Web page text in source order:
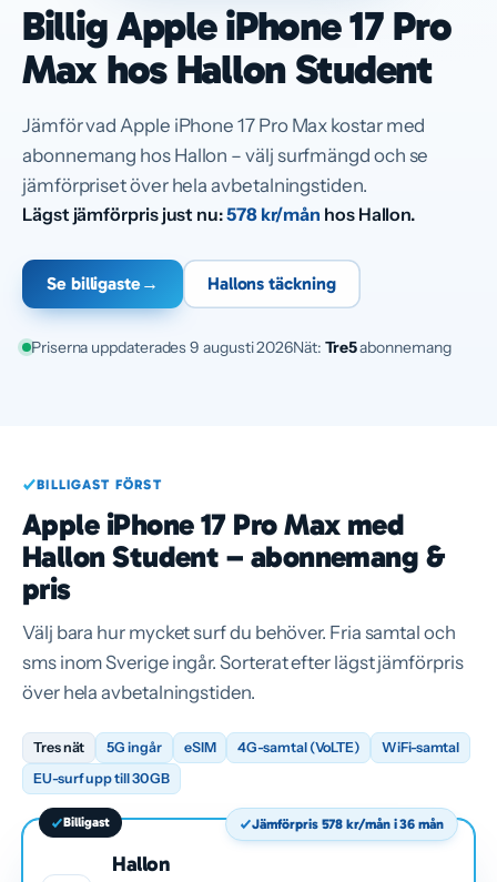
Billig Apple iPhone 17 Pro
Max hos Hallon Student
Jämför vad Apple iPhone 17 Pro Max kostar med
abonnemang hos Hallon – välj surfmängd och se
jämförpriset över hela avbetalningstiden.
Lägst jämförpris just nu:578 kr/mån hos Hallon.
Se billigaste→ Hallons täckning
Priserna uppdaterades 9 augusti 2026Nät: Tre5abonnemang
BILLIGAST FÖRST
Apple iPhone 17 Pro Max med
Hallon Student – abonnemang &
pris
Välj bara hur mycket surf du behöver. Fria samtal och
sms inom Sverige ingår. Sorterat efter lägst jämförpris
över hela avbetalningstiden.
Tres nät 5G ingår eSIM 4G-samtal (VoLTE)
WiFi-samtal
EU-surf upp till 30 GB
Billigast
Hallon
Jämförpris 578 kr/mån i 36 mån